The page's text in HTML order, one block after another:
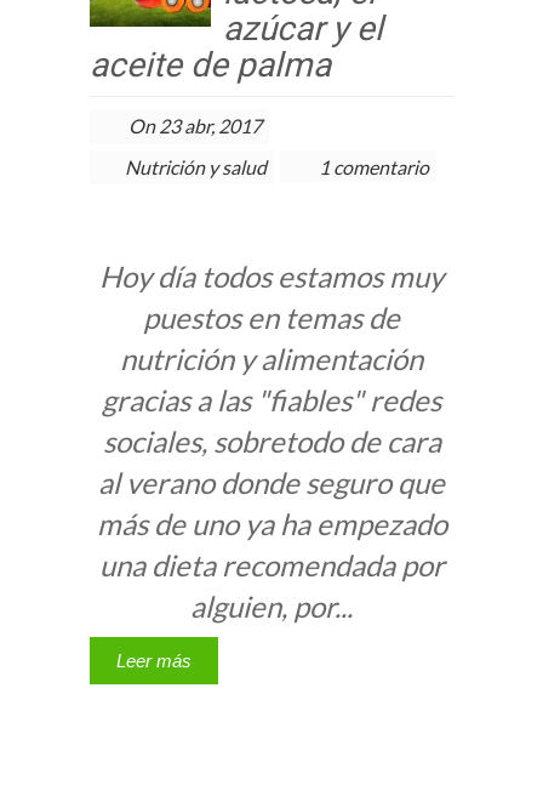
azúcar y el
aceite de palma
On 23 abr, 2017
Nutrición y salud
1 comentario
Hoy día todos estamos muy
puestos en temas de
nutrición y alimentación
gracias a las "fiables" redes
sociales, sobretodo de cara
al verano donde seguro que
más de uno ya ha empezado
una dieta recomendada por
alguien, por...
Leer más